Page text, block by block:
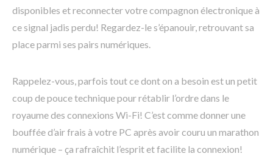
disponibles et reconnecter votre compagnon électronique à
ce signal jadis perdu! Regardez-le s’épanouir, retrouvant sa
place parmi ses pairs numériques.
Rappelez-vous, parfois tout ce dont on a besoin est un petit
coup de pouce technique pour rétablir l’ordre dans le
royaume des connexions Wi-Fi! C’est comme donner une
bouffée d’air frais à votre PC après avoir couru un marathon
numérique – ça rafraîchit l’esprit et facilite la connexion!